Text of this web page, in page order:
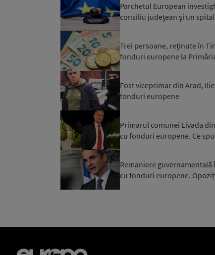
Parchetul European
consiliu județean și un
Trei persoane, reținute în
fonduri europene la
Fost viceprimar din Arad,
fonduri europene
Primarul comunei Livada
cu fonduri europene. Ce
Remaniere
cu fonduri europene.